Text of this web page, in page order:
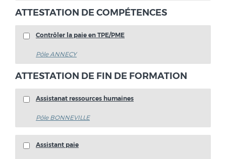
ATTESTATION DE COMPÉTENCES
Contrôler la paie en TPE/PME
Pôle ANNECY
ATTESTATION DE FIN DE FORMATION
Assistanat ressources humaines
Pôle BONNEVILLE
Assistant paie